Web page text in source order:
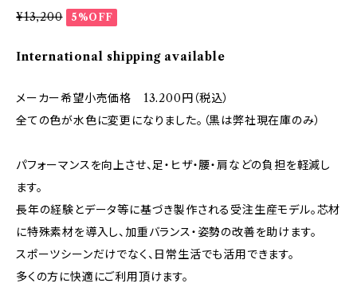
¥13,200 5%OFF
International shipping available
メーカー希望小売価格 13.200円（税込）
全ての色が水色に変更になりました。（黒は弊社現在庫のみ）
パフォーマンスを向上させ、足・ヒザ・腰・肩などの負担を軽減し
ます。
長年の経験とデータ等に基づき製作される受注生産モデル。芯材
に特殊素材を導入し、加重バランス・姿勢の改善を助けます。
スポーツシーンだけでなく、日常生活でも活用できます。
多くの方に快適にご利用頂けます。